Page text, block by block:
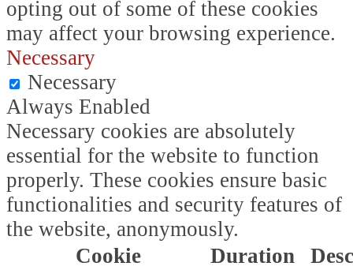
opting out of some of these cookies
may affect your browsing experience.
Necessary
Necessary
Always Enabled
Necessary cookies are absolutely
essential for the website to function
properly. These cookies ensure basic
functionalities and security features of
the website, anonymously.
Cookie
Duration